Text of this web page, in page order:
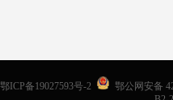
鄂ICP备19027593号-2
鄂公网安备